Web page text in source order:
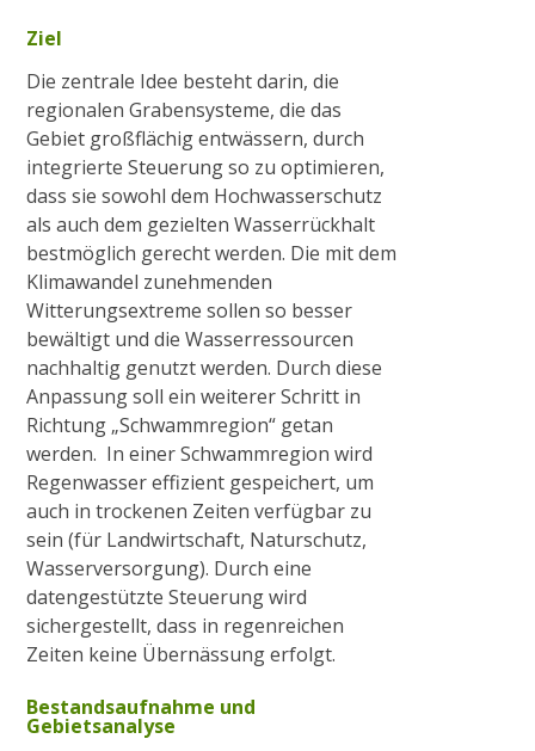
Ausgleichsmaßnahme Cloerbruch, Gewässer
32.01.07
Naturnaher Gewässerausbau 06.04 in
Grefrath-Vinkrath
2016
Gewässerrenaturierung Zweigkanal –
Mündung
Radtour zum historischen Wehr
2017
Gewässerausbau Cloer am Bettrather Dyk
Ziel
Die zentrale Idee besteht darin, die
regionalen Grabensysteme, die das
Gebiet großflächig entwässern, durch
integrierte Steuerung so zu optimieren,
dass sie sowohl dem Hochwasserschutz
als auch dem gezielten Wasserrückhalt
bestmöglich gerecht werden. Die mit dem
Klimawandel zunehmenden
Witterungsextreme sollen so besser
bewältigt und die Wasserressourcen
nachhaltig genutzt werden. Durch diese
Anpassung soll ein weiterer Schritt in
Richtung „Schwammregion“ getan
werden. In einer Schwammregion wird
Regenwasser effizient gespeichert, um
auch in trockenen Zeiten verfügbar zu
sein (für Landwirtschaft, Naturschutz,
Wasserversorgung). Durch eine
datengestützte Steuerung wird
sichergestellt, dass in regenreichen
Zeiten keine Übernässung erfolgt.
Bestandsaufnahme und
Gebietsanalyse